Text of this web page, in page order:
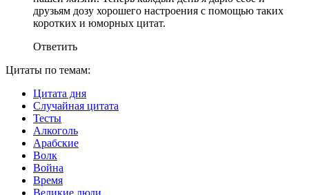
друзьям дозу хорошего настроения с помощью таких
коротких и юморных цитат.
Ответить
Цитаты по темам:
Цитата дня
Случайная цитата
Тесты
Алкоголь
Арабские
Волк
Война
Время
Великие люди